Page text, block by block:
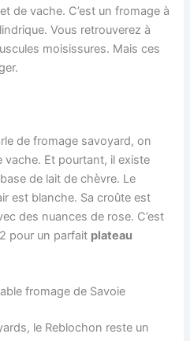
de vache. C’est un fromage à
Vous retrouverez à
moisissures. Mais ces
de fromage savoyard, on
vache. Et pourtant, il existe
de lait de chèvre. Le
est blanche. Sa croûte est
des nuances de rose. C’est
pour un parfait plateau
fromage de Savoie
le Reblochon reste un